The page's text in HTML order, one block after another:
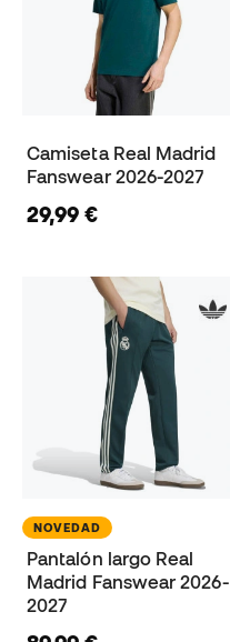
Camiseta Real Madrid
Fanswear 2026-2027
29,99 €
NOVEDAD
Pantalón largo Real
Madrid Fanswear 2026-
2027